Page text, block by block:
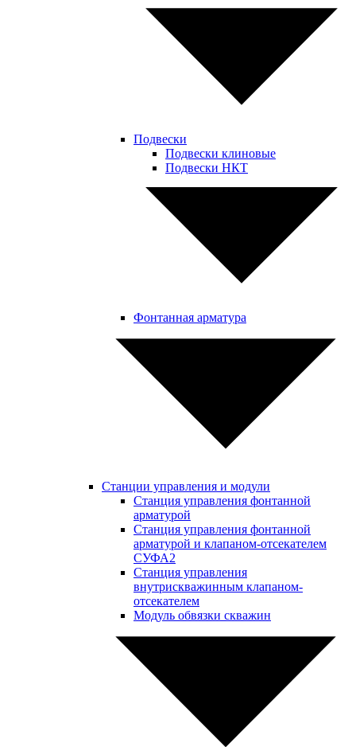
Подвески
Подвески клиновые
Подвески НКТ
Фонтанная арматура
Станции управления и модули
Станция управления фонтанной
арматурой
Станция управления фонтанной
арматурой и клапаном-отсекателем
СУФА2
Станция управления
внутрискважинным клапаном-
отсекателем
Модуль обвязки скважин